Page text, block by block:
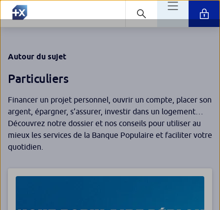
Autour du sujet
Particuliers
Financer un projet personnel, ouvrir un compte, placer son
argent, épargner, s’assurer, investir dans un logement…
Découvrez notre dossier et nos conseils pour utiliser au
mieux les services de la Banque Populaire et faciliter votre
quotidien.